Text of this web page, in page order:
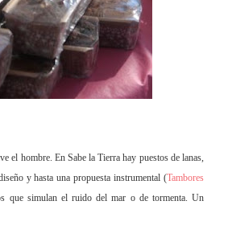
el hombre. En Sabe la Tierra hay puestos de lanas,
y hasta una propuesta instrumental (Tambores
que simulan el ruido del mar o de tormenta. Un